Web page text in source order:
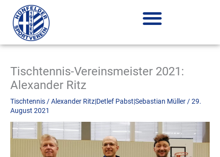
Inhalt
springen
Tischtennis-Vereinsmeister 2021:
Alexander Ritz
Tischtennis /Alexander Ritz|Detlef Pabst|Sebastian Müller /29.
August 2021